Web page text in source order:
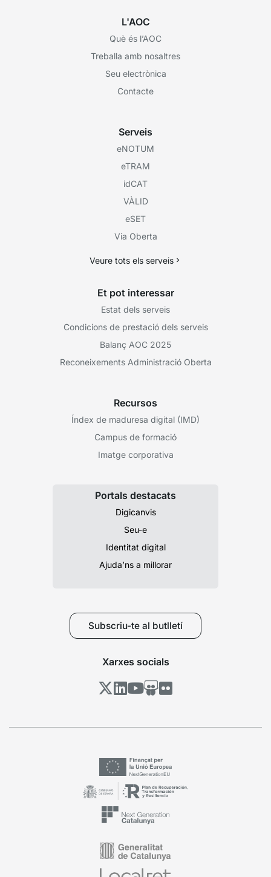
L'AOC
Què és l’AOC
Treballa amb nosaltres
Seu electrònica
Contacte
Serveis
eNOTUM
eTRAM
idCAT
VÀLID
eSET
Via Oberta
Veure tots els serveis
Et pot interessar
Estat dels serveis
Condicions de prestació dels serveis
Balanç AOC 2025
Reconeixements Administració Oberta
Recursos
Índex de maduresa digital (IMD)
Campus de formació
Imatge corporativa
Portals destacats
Digicanvis
Seu-e
Identitat digital
Ajuda’ns a millorar
Subscriu-te al butlletí
Xarxes socials